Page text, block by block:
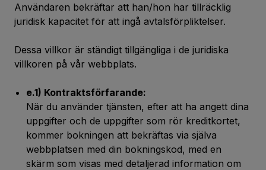
Användaren bekräftar att han/hon har tillräcklig
juridisk kapacitet för att ingå avtalsförpliktelser.
Dessa villkor är ständigt tillgängliga i de juridiska
villkoren på vår webbplats.
e.1) Kontraktsförfarande:
När du använder tjänsten, efter att ha angett dina
uppgifter och de uppgifter som rör kreditkortet,
kommer bokningen att bekräftas via själva
webbplatsen med din bokningskod, med en
skärm som visas med detaljerad information om